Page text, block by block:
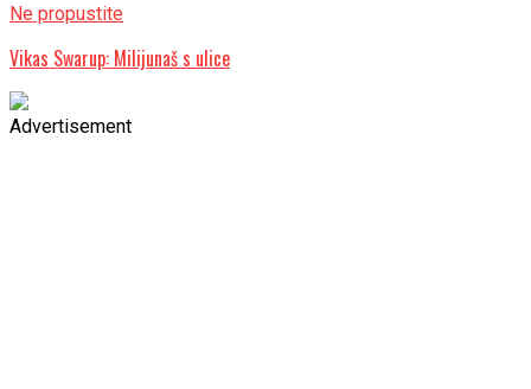
Ne propustite
Vikas Swarup: Milijunaš s ulice
Advertisement